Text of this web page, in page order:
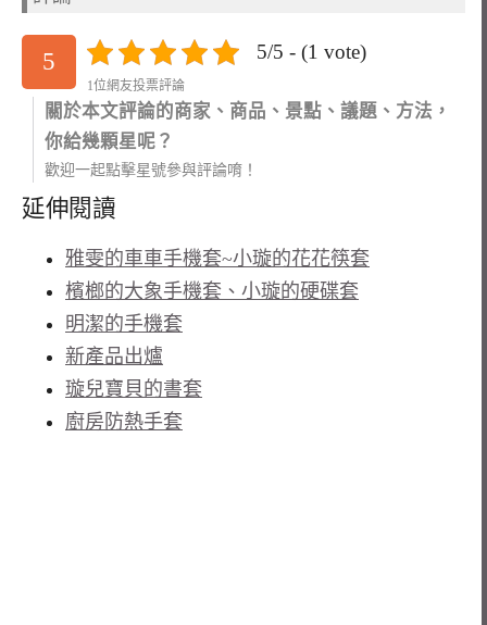
5 5/5 - (1 vote)
1位網友投票評論
關於本文評論的商家、商品、景點、議題、方法，
你給幾顆星呢？
歡迎一起點擊星號參與評論唷！
延伸閱讀
雅雯的車車手機套~小璇的花花筷套
檳榔的大象手機套、小璇的硬碟套
明潔的手機套
新產品出爐
璇兒寶貝的書套
廚房防熱手套